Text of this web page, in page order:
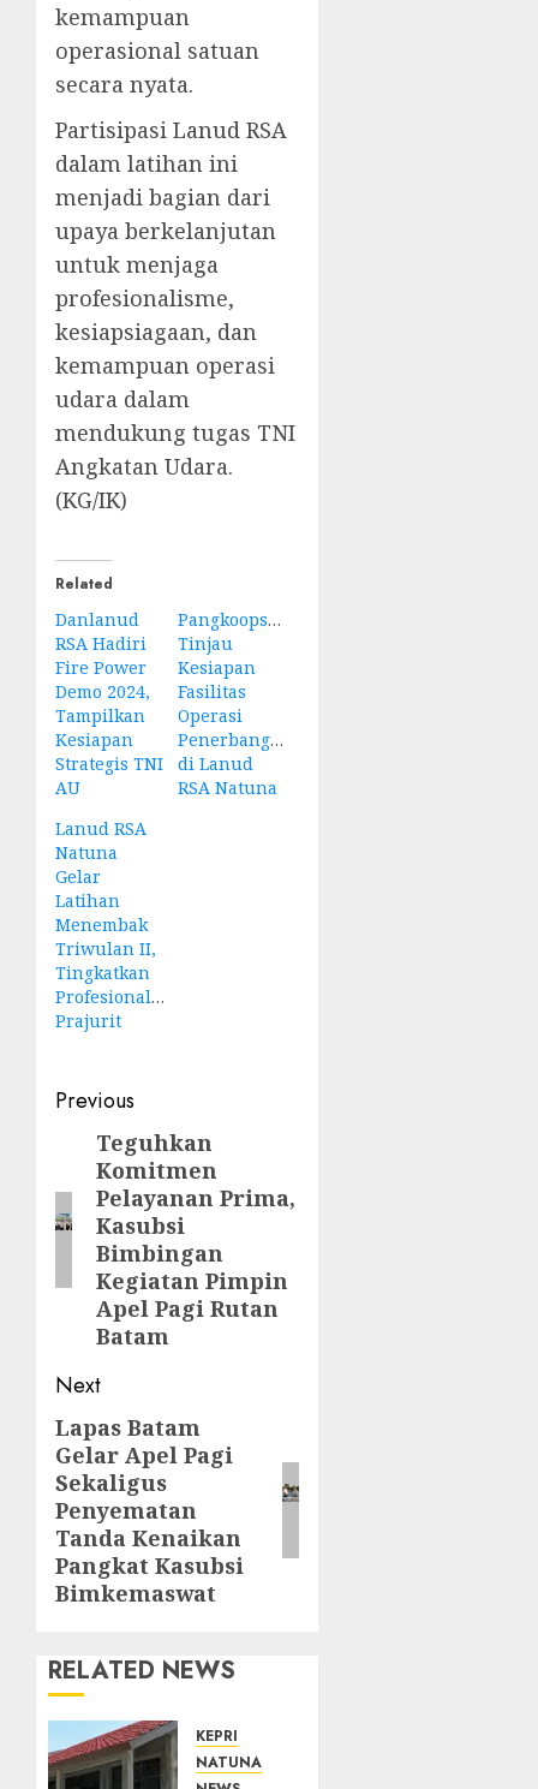
kemampuan
operasional satuan
secara nyata.
Partisipasi Lanud RSA
dalam latihan ini
menjadi bagian dari
upaya berkelanjutan
untuk menjaga
profesionalisme,
kesiapsiagaan, dan
kemampuan operasi
udara dalam
mendukung tugas TNI
Angkatan Udara.
(KG/IK)
Related
Danlanud
RSA Hadiri
Fire Power
Demo 2024,
Tampilkan
Kesiapan
Strategis TNI
AU
Pangkoopsudnas
Tinjau
Kesiapan
Fasilitas
Operasi
Penerbangan
di Lanud
RSA Natuna
Lanud RSA
Natuna
Gelar
Latihan
Menembak
Triwulan II,
Tingkatkan
Profesionalisme
Prajurit
Post
navigation
Previous
Previous
post:
Teguhkan
Komitmen
Pelayanan Prima,
Kasubsi
Bimbingan
Kegiatan Pimpin
Apel Pagi Rutan
Batam
Next
Next
post:
Lapas Batam
Gelar Apel Pagi
Sekaligus
Penyematan
Tanda Kenaikan
Pangkat Kasubsi
Bimkemaswat
RELATED NEWS
KEPRI
NATUNA